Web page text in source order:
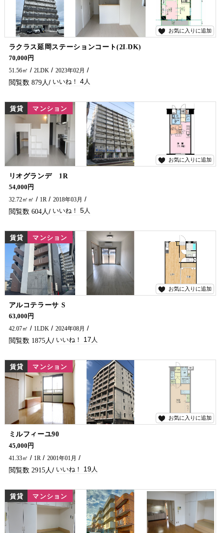
お気に入りに追加
ラクラス延岡ステーションコート(2LDK)
大人気の築浅マンションに空き予定がでました(^^♪ 早いもの勝ちになりそうです!(^^)! 延岡市のアパート・マンションについてお問い合わせは五ケ瀬不動産まで！！
70,000円
51.56㎡
2LDK 2023年02月
879 4
お気に入りに追加
賃貸 マンション
リオグランデ 1R
繁華街徒歩圏内のマンションに空き予定出ました(*^-^*) 延岡市の賃貸アパート・マンション探しは五ヶ瀬不動産へご相談ください!!!
54,000円
32.72㎡㎡
1R 2018年03月
604 5
お気に入りに追加
賃貸 マンション
アルコテラーサ S
2024年8月完成の築浅マンションです！ スーパー近くにあります(^^)/ 延岡市の賃貸アパート・マンション探しは五ヶ瀬不動産まで🏠✨
63,000円
42.07㎡
1LDK 2024年08月
1875 17
お気に入りに追加
賃貸 マンション
ミルフィーユ90
Wi-Fi付のインターネット無料★ 防犯カメラ・オートロック付き、女性限定なので安心です(^^♪ 延岡市で賃貸物件・アパート・マンションをお探しなら、五ヶ瀬不動産へお問い合わせください！！
45,000円
41.33㎡
1R 2001年01月
2915 19
賃貸 マンション